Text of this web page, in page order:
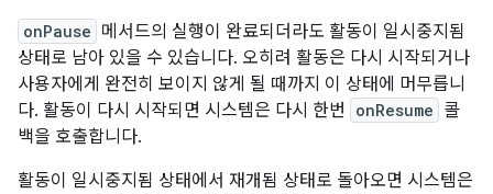
onPause 메서드의 실행이 완료되더라도 활동이 일시중지됨
상태로 남아 있을 수 있습니다. 오히려 활동은 다시 시작되거나
사용자에게 완전히 보이지 않게 될 때까지 이 상태에 머무릅니
다. 활동이 다시 시작되면 시스템은 다시 한번
onResume 콜
백을 호출합니다.
활동이 일시중지됨 상태에서 재개됨 상태로 돌아오면 시스템은